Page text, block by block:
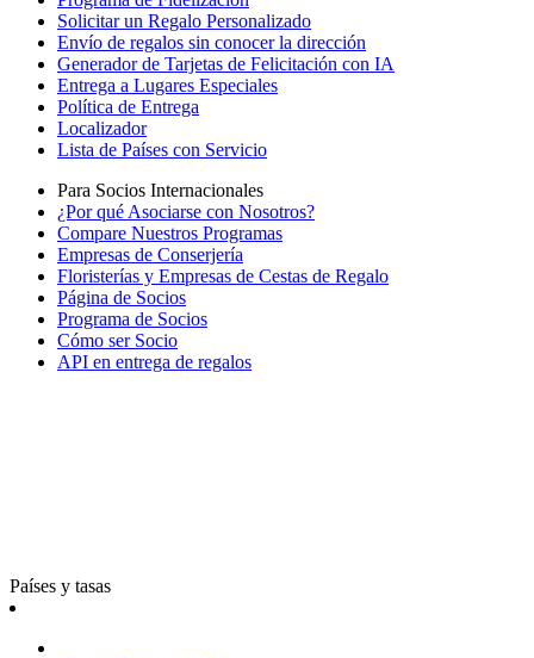
Solicitar un Regalo Personalizado
Envío de regalos sin conocer la dirección
Generador de Tarjetas de Felicitación con IA
Entrega a Lugares Especiales
Política de Entrega
Localizador
Lista de Países con Servicio
Para Socios Internacionales
¿Por qué Asociarse con Nosotros?
Compare Nuestros Programas
Empresas de Conserjería
Floristerías y Empresas de Cestas de Regalo
Página de Socios
Programa de Socios
Cómo ser Socio
API en entrega de regalos
Países y tasas